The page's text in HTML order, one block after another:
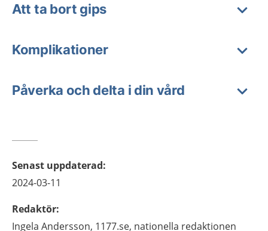
Att ta bort gips
Komplikationer
Påverka och delta i din vård
Senast uppdaterad:
2024-03-11
Redaktör:
Ingela Andersson, 1177.se, nationella redaktionen